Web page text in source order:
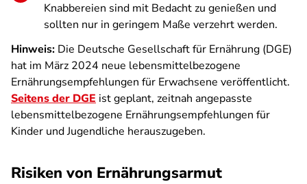
Knabbereien sind mit Bedacht zu genießen und
sollten nur in geringem Maße verzehrt werden.
Hinweis: Die Deutsche Gesellschaft für Ernährung (DGE)
hat im März 2024 neue lebensmittelbezogene
Ernährungsempfehlungen für Erwachsene veröffentlicht.
Seitens der DGE ist geplant, zeitnah angepasste
lebensmittelbezogene Ernährungsempfehlungen für
Kinder und Jugendliche herauszugeben.
Risiken von Ernährungsarmut